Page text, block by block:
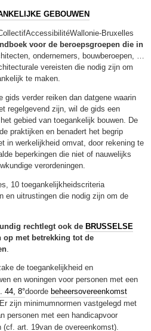
GEBOUWEN
Bruxelles
voor de beroepsgroepen die in
ondernemers, bouwberoepen, …
vereisten die nodig zijn om
te maken.
gids verder reiken dan datgene waarin
regelgevend zijn, wil de gids een
gebied van toegankelijk bouwen. De
praktijken en benadert het begrip
in werkelijkheid omvat, door rekening te
beperkingen die niet of nauwelijks
verordeningen.
10 toegankelijkheidscriteria
en uitrustingen die nodig zijn om de
rechtlegt ook de BRUSSELSE
op met betrekking tot de
de toegankelijkheid en
en woningen voor personen met een
44, 8°doorde beheersovereenkomst
zijn minimumnormen vastgelegd met
personen met een handicapvoor
(cf. art. 19van de overeenkomst).